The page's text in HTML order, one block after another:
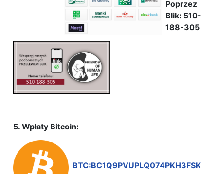
Poprzez
Blik: 510-
188-305
5. Wpłaty Bitcoin:
BTC:BC1Q9PVUPLQ074PKH3FSK